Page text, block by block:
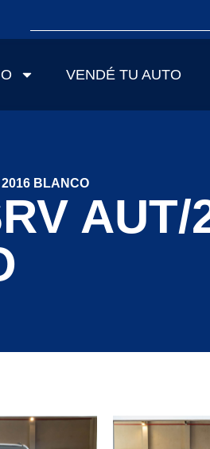
VENDÉ TU AUTO
BLANCO
AUT/